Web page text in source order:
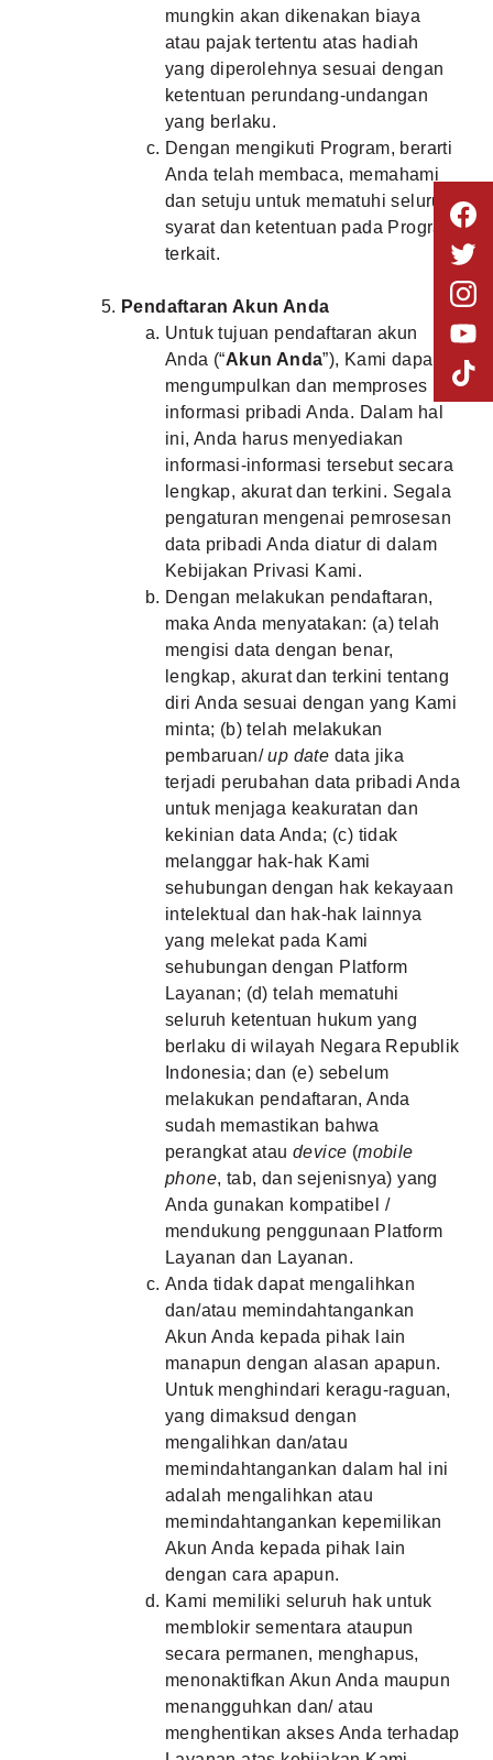
mungkin akan dikenakan biaya
atau pajak tertentu atas hadiah
yang diperolehnya sesuai dengan
ketentuan perundang-undangan
yang berlaku.
Dengan mengikuti Program, berarti
Anda telah membaca, memahami
dan setuju untuk mematuhi seluruh
syarat dan ketentuan pada Program
terkait.
Pendaftaran Akun Anda
Untuk tujuan pendaftaran akun
Anda (“Akun Anda”), Kami dapat
mengumpulkan dan memproses
informasi pribadi Anda. Dalam hal
ini, Anda harus menyediakan
informasi-informasi tersebut secara
lengkap, akurat dan terkini. Segala
pengaturan mengenai pemrosesan
data pribadi Anda diatur di dalam
Kebijakan Privasi Kami.
Dengan melakukan pendaftaran,
maka Anda menyatakan: (a) telah
mengisi data dengan benar,
lengkap, akurat dan terkini tentang
diri Anda sesuai dengan yang Kami
minta; (b) telah melakukan
pembaruan/up date data jika
terjadi perubahan data pribadi Anda
untuk menjaga keakuratan dan
kekinian data Anda; (c) tidak
melanggar hak-hak Kami
sehubungan dengan hak kekayaan
intelektual dan hak-hak lainnya
yang melekat pada Kami
sehubungan dengan Platform
Layanan; (d) telah mematuhi
seluruh ketentuan hukum yang
berlaku di wilayah Negara Republik
Indonesia; dan (e) sebelum
melakukan pendaftaran, Anda
sudah memastikan bahwa
perangkat ataudevice (mobile
phone, tab, dan sejenisnya) yang
Anda gunakan kompatibel /
mendukung penggunaan Platform
Layanan dan Layanan.
Anda tidak dapat mengalihkan
dan/atau memindahtangankan
Akun Anda kepada pihak lain
manapun dengan alasan apapun.
Untuk menghindari keragu-raguan,
yang dimaksud dengan
mengalihkan dan/atau
memindahtangankan dalam hal ini
adalah mengalihkan atau
memindahtangankan kepemilikan
Akun Anda kepada pihak lain
dengan cara apapun.
Kami memiliki seluruh hak untuk
memblokir sementara ataupun
secara permanen, menghapus,
menonaktifkan Akun Anda maupun
menangguhkan dan/ atau
menghentikan akses Anda terhadap